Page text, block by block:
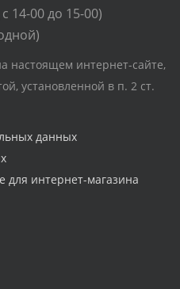
14-00 до 15-00)
настоящем интернет-сайте,
установленной в п. 2 ст.
данных
для интернет-магазина